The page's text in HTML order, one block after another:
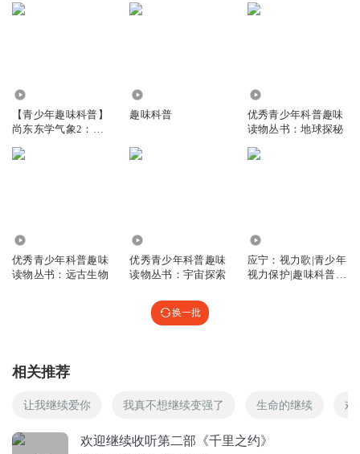
【青少年趣味科普】
尚东东学气象2：雪
趣味科普
优秀青少年科普趣味
读物丛书：地球探秘
优秀青少年科普趣味
读物丛书：远古生物
优秀青少年科普趣味
读物丛书：宇宙探索
应宁：视力歌|青少年
视力保护|趣味科普|
换一批
相关推荐
让我继续爱你 我真不想继续变强了 生命的继续 欢
欢迎继续收听第二部《千里之约》